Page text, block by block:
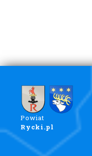
Powiat
Rycki.pl